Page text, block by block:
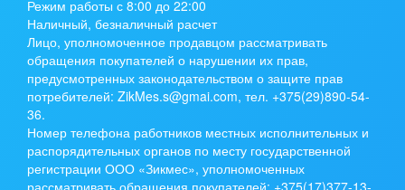
Режим работы с 8:00 до 22:00
Наличный, безналичный расчет
Лицо, уполномоченное продавцом рассматривать
обращения покупателей о нарушении их прав,
предусмотренных законодательством о защите прав
потребителей: ZikMes.s@gmai.com, тел. +375(29)890-54-
36.
Номер телефона работников местных исполнительных и
распорядительных органов по месту государственной
регистрации ООО «Зикмес», уполномоченных
рассматривать обращения покупателей: +375(17)377-13-